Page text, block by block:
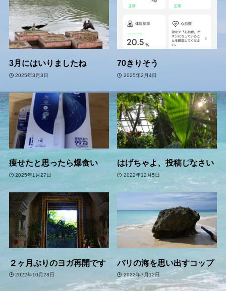
3月にはいりましたね
2025年3月3日
70きりそう
2025年2月4日
痩せたと思ったら爆食い
2025年1月27日
はげちゃよ、投稿しなさい
2022年12月5日
２ヶ月ぶりのヨガ再開です
2022年10月28日
バリの海を思い出すコップ
2022年7月12日